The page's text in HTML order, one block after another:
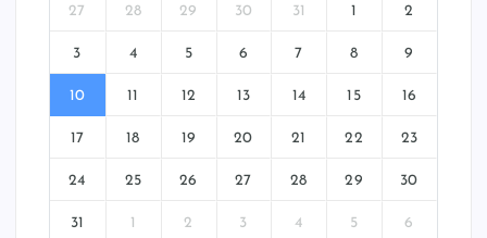
27 28 29 30 31 1 2
3 4 5 6 7 8 9
10 11 12 13 14 15 16
17 18 19 20 21 22 23
24 25 26 27 28 29 30
31 1 2 3 4 5 6